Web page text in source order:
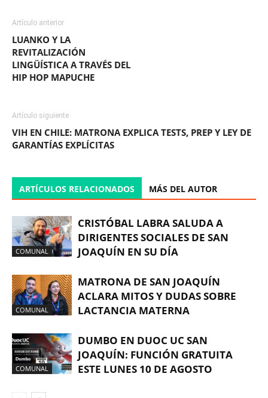
Artículo anterior
LUANKO Y LA
REVITALIZACIÓN
LINGÜÍSTICA A TRAVÉS DEL
HIP HOP MAPUCHE
Artículo siguiente
VIH EN CHILE: MATRONA EXPLICA TESTS, PREP Y LEY DE
GARANTÍAS EXPLÍCITAS
ARTÍCULOS RELACIONADOS MÁS DEL AUTOR
COMUNAL
CRISTÓBAL LABRA SALUDA A
DIRIGENTES SOCIALES DE SAN
JOAQUÍN EN SU DÍA
COMUNAL
MATRONA DE SAN JOAQUÍN
ACLARA MITOS Y DUDAS SOBRE
LACTANCIA MATERNA
COMUNAL
DUMBO EN DUOC UC SAN
JOAQUÍN: FUNCIÓN GRATUITA
ESTE LUNES 10 DE AGOSTO